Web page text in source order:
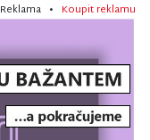
Reklama • Koupit reklamu